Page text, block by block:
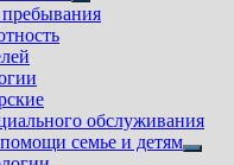
Показать
подменю
обслуживания
семье и детям